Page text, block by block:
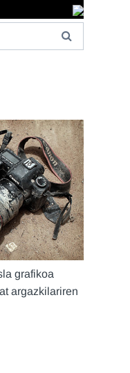
grafikoa
argazkilariren